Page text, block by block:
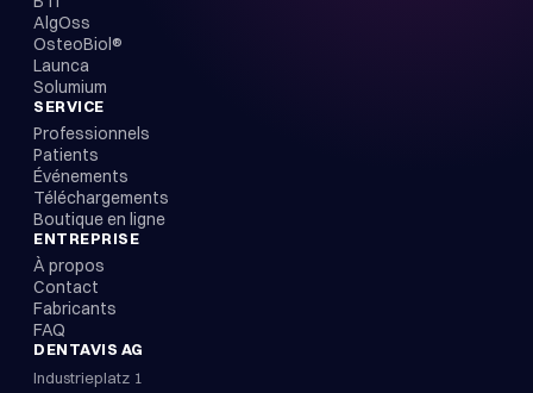
AlgOss
OsteoBiol®
Launca
Solumium
SERVICE
Professionnels
Patients
Événements
Téléchargements
Boutique en ligne
ENTREPRISE
À propos
Contact
Fabricants
FAQ
DENTAVIS AG
Industrieplatz 1